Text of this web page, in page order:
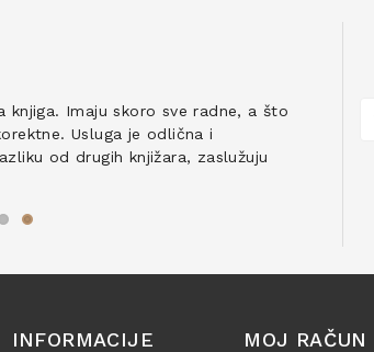
knjiga. Imaju skoro sve radne, a što
Usluga je odlična i
od drugih knjižara, zaslužuju
INFORMACIJE MOJ RAČUN